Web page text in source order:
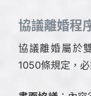
協議離婚程
協議離婚屬於
1050條規定，